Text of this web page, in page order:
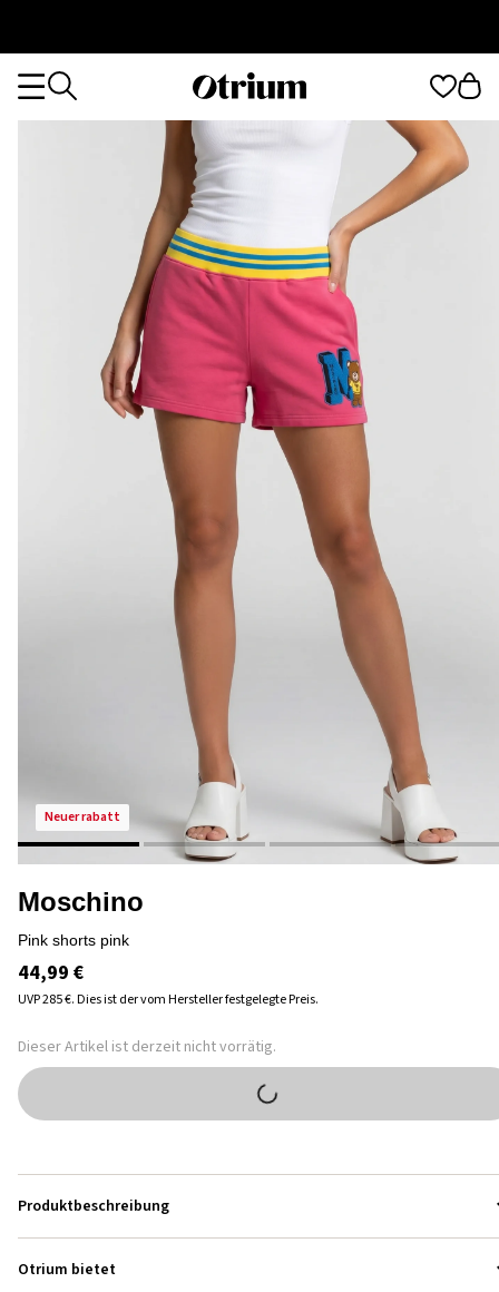
Otrium
neuer rabatt
Moschino
pink shorts pink
44,99 €
UVP285 €.Dies ist der vom Hersteller festgelegte Preis.
Dieser Artikel ist derzeit nicht vorrätig.
Produktbeschreibung
Otrium bietet